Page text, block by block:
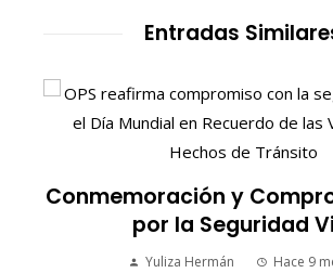
Entradas
Conmemoración y
por la Seguridad
Yuliza Hermán Hace 9